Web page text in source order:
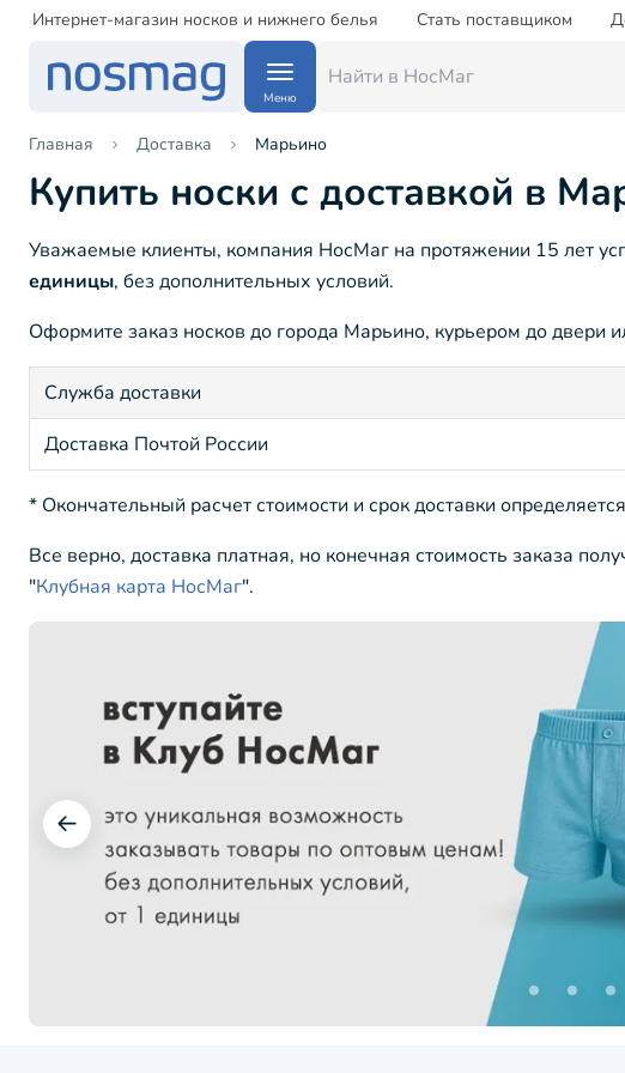
Интернет-магазин носков и нижнего белья Стать поставщиком
Меню
Главная Доставка Марьино
Купить носки с доставкой в
Уважаемые клиенты, компания НосМаг на протяжении 15 лет
единицы, без дополнительных условий.
Оформите заказ носков до города Марьино, курьером до двери
Служба доставки
Доставка Почтой России
* Окончательный расчет стоимости и срок доставки
Все верно, доставка платная, но конечная стоимость заказа
"Клубная карта НосМаг".